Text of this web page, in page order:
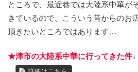
ところで、最近巷では大陸系中華が
きているので、こういう昔からのお
頂きたいところではあります…
★津市の大陸系中華に行ってきた件↓